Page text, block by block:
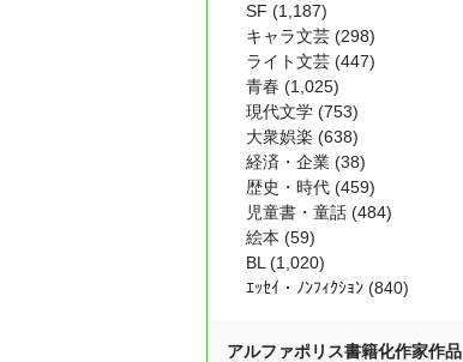
SF (1,187)
キャラ文芸 (298)
ライト文芸 (447)
青春 (1,025)
現代文学 (753)
大衆娯楽 (638)
経済・企業 (38)
歴史・時代 (459)
児童書・童話 (484)
絵本 (59)
BL (1,020)
ｴｯｾｲ・ﾉﾝﾌｨｸｼｮﾝ (840)
アルファポリス書籍化作家作品